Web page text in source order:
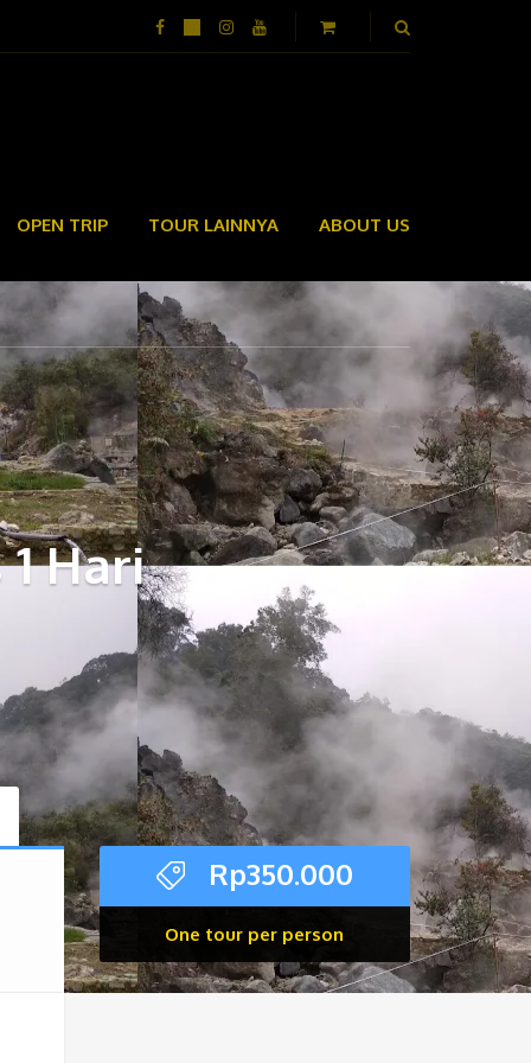
OPEN TRIP TOUR LAINNYA ABOUT US
Hari
Rp350.000
One tour per person